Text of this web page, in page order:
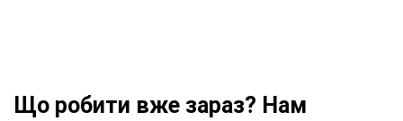
Що робити вже зараз? Нам